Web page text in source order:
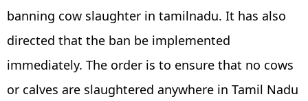
banning cow slaughter in tamilnadu. It has also
directed that the ban be implemented
immediately. The order is to ensure that no cows
or calves are slaughtered anywhere in Tamil Nadu